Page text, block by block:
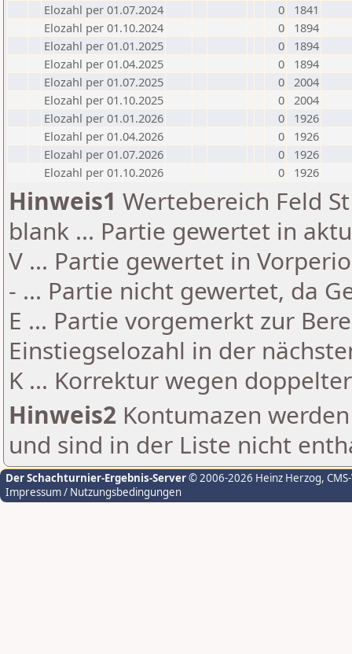
Elozahl per 01.07.2024
0
1841
Elozahl per 01.10.2024
0
1894
Elozahl per 01.01.2025
0
1894
Elozahl per 01.04.2025
0
1894
Elozahl per 01.07.2025
0 2004
Elozahl per 01.10.2025
0 2004
Elozahl per 01.01.2026
0
1926
Elozahl per 01.04.2026
0
1926
Elozahl per 01.07.2026
0
1926
Elozahl per 01.10.2026
0 1926
Hinweis1 Wertebereich Feld
blank ... Partie gewertet in
V ... Partie gewertet in
- ... Partie nicht gewertet, da
E ... Partie vorgemerkt zur
Einstiegselozahl in der
K ... Korrektur wegen
Hinweis2 Kontumazen
und sind in der Liste nicht
Der Schachturnier-Ergebnis-Server© 2006-2026 Heinz Herzog,
Impressum / Nutzungsbedingungen